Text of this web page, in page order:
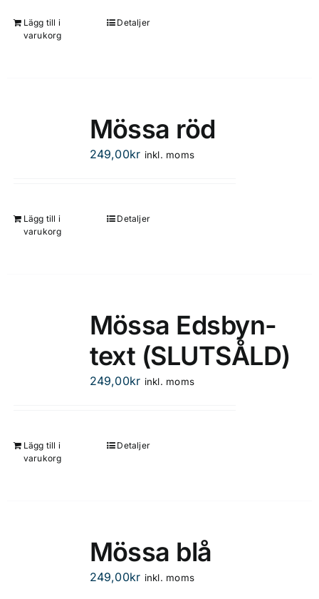
Lägg till i
varukorg
Detaljer
Mössa röd
249,00kr inkl. moms
Lägg till i
varukorg
Detaljer
Mössa Edsbyn-
text (SLUTSÅLD)
249,00kr inkl. moms
Lägg till i
varukorg
Detaljer
Mössa blå
249,00kr inkl. moms